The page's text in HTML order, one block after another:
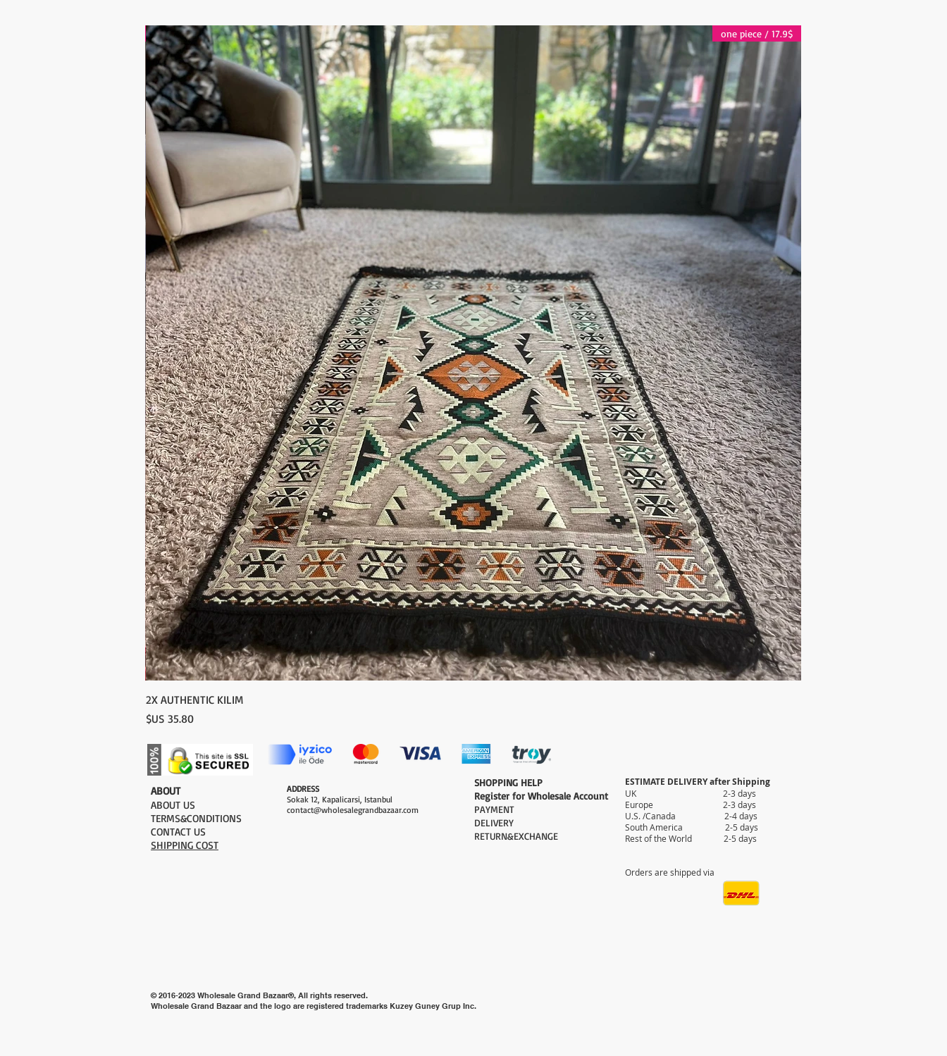
17.9$ / one piece
2X AUTHENTIC KILIM
السعر
​ABOUT
ABOUT US
TERMS&CONDITIONS
CONTACT US
SHIPPING COST
ADDRESS
Sokak 12, Kapalicarsi, Istanbul
contact@wholesalegrandbazaar.com
​SHOPPING HELP
Register for Wholesale Account
PAYMENT​
DELIVERY
RETURN&EXCHANGE
ESTIMATE DELIVERY after Shipping
UK 2-3 days
Europe 2-3 days
U.S. /Canada 2-4 days
South America 2-5 days
Rest of the World 2-5 days
Orders are shipped via
© 2016-2023 Wholesale Grand Bazaar®, All rights reserved.
Wholesale Grand Bazaar and the logo are registered trademarks Kuzey Guney Grup Inc.